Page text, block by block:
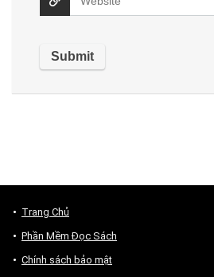
Trang Chủ
Phần Mềm Đọc Sách
Chính sách bảo mật